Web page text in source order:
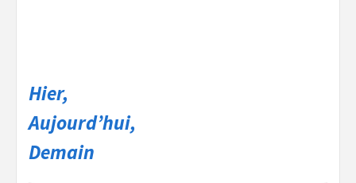
Hier,
Aujourd’hui,
Demain